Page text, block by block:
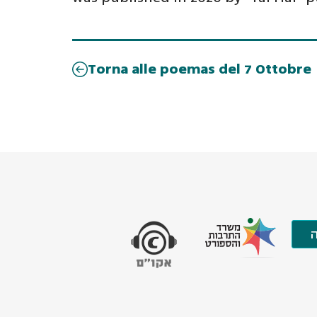
Torna alle poemas del 7 Ottobre